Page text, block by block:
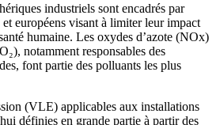
industriels sont encadrés par
européens visant à limiter leur impact
humaine. Les oxydes d’azote (NOx)
notamment responsables des
font partie des polluants les plus
(VLE) applicables aux installations
définies en grande partie à partir des